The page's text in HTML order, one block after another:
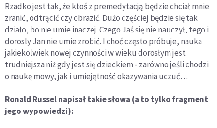
Rzadko jest tak, że ktoś z premedytacją będzie chciał mnie
zranić, odtrącić czy obrazić. Dużo częściej będzie się tak
działo, bo nie umie inaczej. Czego Jaś się nie nauczył, tego i
dorosly Jan nie umie zrobić. I choć często próbuje, nauka
jakiekolwiek nowej czynności w wieku dorosłym jest
trudniejsza niż gdy jest się dzieckiem - zarówno jeśli chodzi
o naukę mowy, jak i umiejętność okazywania uczuć…
Ronald Russel napisał takie słowa (a to tylko fragment
jego wypowiedzi):